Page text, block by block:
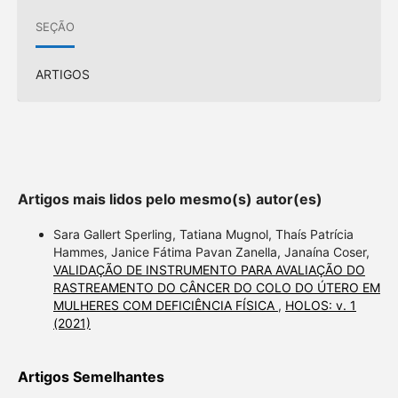
SEÇÃO
ARTIGOS
Artigos mais lidos pelo mesmo(s) autor(es)
Sara Gallert Sperling, Tatiana Mugnol, Thaís Patrícia
Hammes, Janice Fátima Pavan Zanella, Janaína Coser,
VALIDAÇÃO DE INSTRUMENTO PARA AVALIAÇÃO DO
RASTREAMENTO DO CÂNCER DO COLO DO ÚTERO EM
MULHERES COM DEFICIÊNCIA FÍSICA , HOLOS: v. 1
(2021)
Artigos Semelhantes